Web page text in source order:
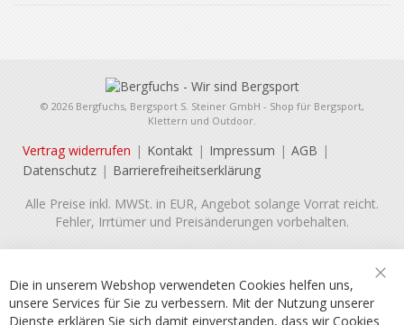
© 2026 Bergfuchs, Bergsport S. Steiner GmbH - Shop für Bergsport,
Klettern und Outdoor.
Vertrag widerrufen Kontakt Impressum
AGB
Datenschutz
Barrierefreiheitserklärung
Alle Preise inkl. MWSt. in EUR, Angebot solange Vorrat reicht.
Fehler, Irrtümer und Preisänderungen vorbehalten.
Die in unserem Webshop verwendeten Cookies helfen uns,
unsere Services für Sie zu verbessern. Mit der Nutzung unserer
Dienste erklären Sie sich damit einverstanden, dass wir Cookies